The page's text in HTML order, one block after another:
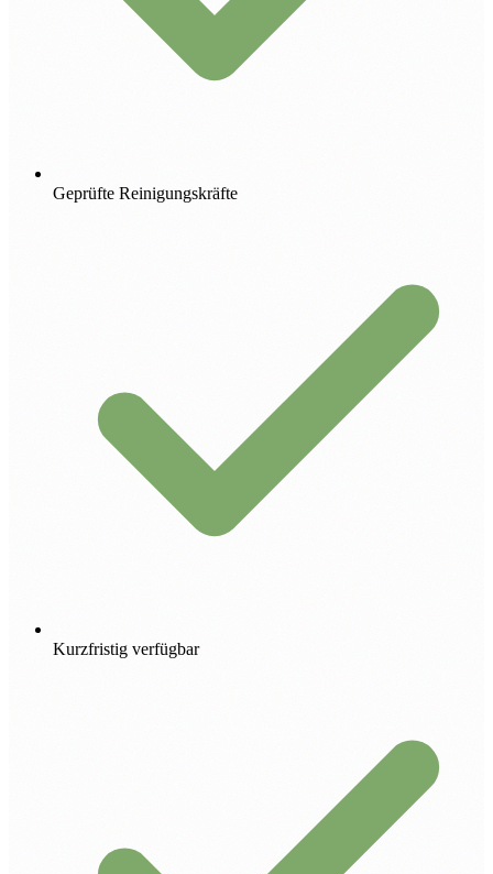
Geprüfte Reinigungskräfte
Kurzfristig verfügbar